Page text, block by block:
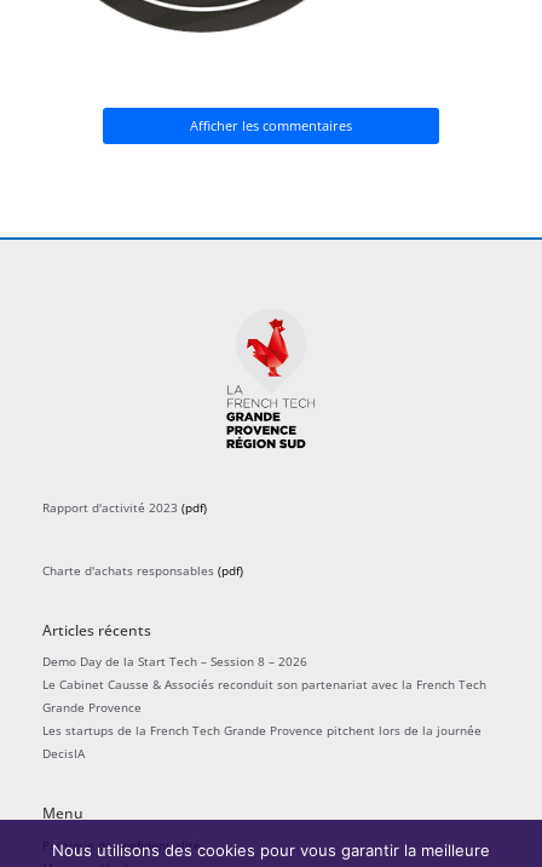
Afficher les commentaires
Rapport d'activité 2023 (pdf)
Charte d'achats responsables (pdf)
Articles récents
Demo Day de la Start Tech – Session 8 – 2026
Le Cabinet Causse & Associés reconduit son partenariat avec la French Tech
Grande Provence
Les startups de la French Tech Grande Provence pitchent lors de la journée
DecisIA
Menu
Politique de confidentialité
Nous utilisons des cookies pour vous garantir la meilleure